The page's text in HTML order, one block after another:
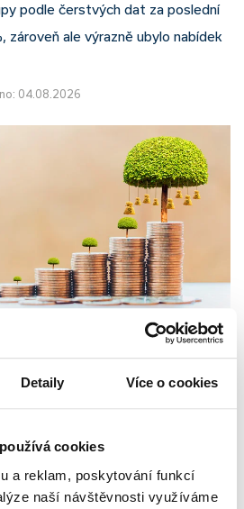
Detaily Více o cookies
cookies
a reklam, poskytování funkcí
naší návštěvnosti využíváme
podle čerstvých dat za poslední
zároveň ale výrazně ubylo nabídek
04.08.2026
27.7.2026 zdražuje
Raiffeisenbank
července 2026 potvrzuje, že
a část bank pokračuje v jejich
27.7.2026 zvýšila hypoteční sazby